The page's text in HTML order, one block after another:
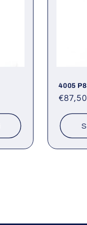
4005
Prezzo
listino
€87,50